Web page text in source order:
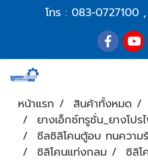
โทร : 083-0727100 ,
หน้าแรก สินค้าทั้งหมด
ยางเอ็กซ์ทรูชั่น_ยางโปร
ซีลซิลิโคนตู้อบ ทนความ
ซิลิโคนแท่งกลม
ซิลิโ